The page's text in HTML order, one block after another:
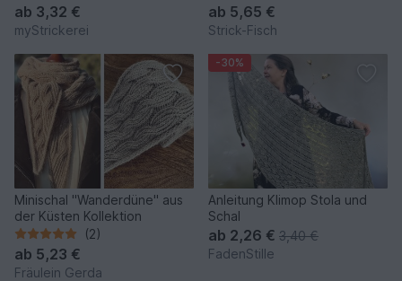
ab 3,32 €
myStrickerei
ab 5,65 €
Strick-Fisch
Minischal "Wanderdüne" aus
der Küsten Kollektion
(2)
ab 5,23 €
Fräulein Gerda
-30%
Anleitung Klimop Stola und
Schal
ab 2,26 € 3,40 €
FadenStille